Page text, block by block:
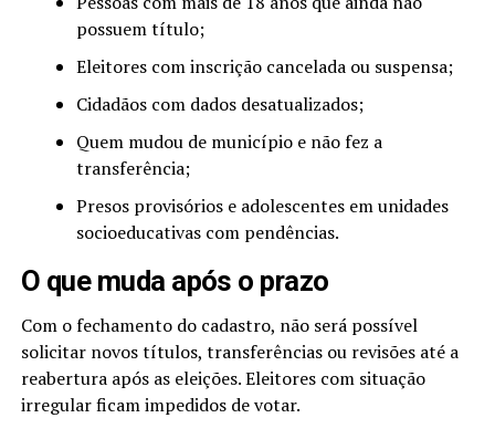
possuem título;
Eleitores com inscrição cancelada ou suspensa;
Cidadãos com dados desatualizados;
Quem mudou de município e não fez a
transferência;
Presos provisórios e adolescentes em unidades
socioeducativas com pendências.
O que muda após o prazo
Com o fechamento do cadastro, não será possível
solicitar novos títulos, transferências ou revisões até a
reabertura após as eleições. Eleitores com situação
irregular ficam impedidos de votar.